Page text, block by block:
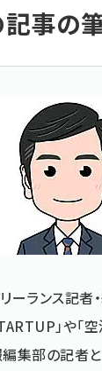
記事の
ーランス記者
」や「
集部の記者